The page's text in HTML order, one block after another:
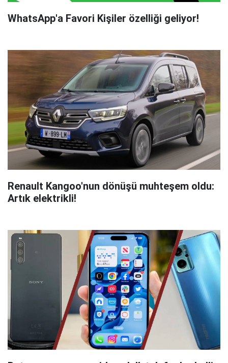
WhatsApp'a Favori Kişiler özelliği geliyor!
Renault Kangoo'nun dönüşü muhteşem oldu:
Artık elektrikli!